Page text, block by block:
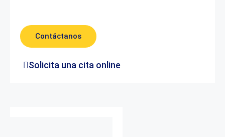
Contáctanos
Solicita una cita online